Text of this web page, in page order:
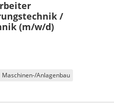
/
(m/w/d)
Maschinen-/Anlagenbau